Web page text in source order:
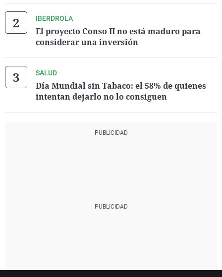
IBERDROLA
El proyecto Conso II no está maduro para
considerar una inversión
SALUD
Día Mundial sin Tabaco: el 58% de quienes
intentan dejarlo no lo consiguen